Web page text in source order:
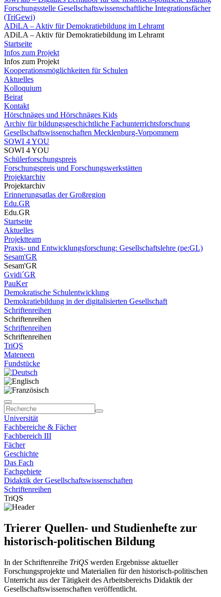
Forschungsstelle Gesellschaftswissenschaftliche Integrationsfächer
(TriGewi)
ADiLA – Aktiv für Demokratiebildung im Lehramt
ADiLA – Aktiv für Demokratiebildung im Lehramt
Startseite
Infos zum Projekt
Infos zum Projekt
Kooperationsmöglichkeiten für Schulen
Aktuelles
Kolloquium
Beirat
Kontakt
Hörschnäges und Hörschnäges Kids
Archiv für bildungsgeschichtliche Fachunterrichtsforschung
Gesellschaftswissenschaften Mecklenburg-Vorpommern
SOWI 4 YOU
SOWI 4 YOU
Schülerforschungspreis
Forschungspreis und Forschungswerkstätten
Projektarchiv
Projektarchiv
Erinnerungsatlas der Großregion
Edu.GR
Edu.GR
Startseite
Aktuelles
Projektteam
Praxis- und Entwicklungsforschung: Gesellschaftslehre (pe:GL)
Sesam'GR
Sesam'GR
Gvidi´GR
PauKer
Demokratische Schulentwicklung
Demokratiebildung in der digitalisierten Gesellschaft
Schriftenreihen
Schriftenreihen
Schriftenreihen
Schriftenreihen
TriQS
Mateneen
Fundstücke
Universität
Fachbereiche & Fächer
Fachbereich III
Fächer
Geschichte
Das Fach
Fachgebiete
Didaktik der Gesellschaftswissenschaften
Schriftenreihen
TriQS
Trierer Quellen- und Studienhefte zur
historisch-politischen Bildung
In der Schriftenreihe TriQS werden Ergebnisse aktueller
Forschungsprojekte und Materialien für den historisch-politischen
Unterricht aus der Tätigkeit des Arbeitsbereichs Didaktik der
Gesellschaftswissenschaften veröffentlicht.